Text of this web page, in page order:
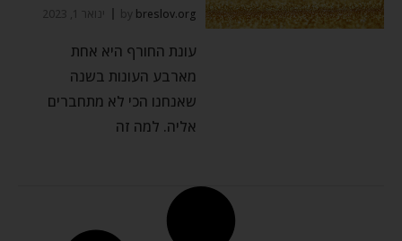
by breslov.org ינואר 1, 2023
עונת החורף היא אחת
מארבע העונות בשנה
שאנחנו הכי לא מתחברים
אליה. למה זה